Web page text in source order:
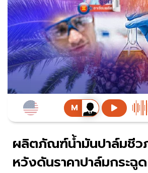
ผลิตภัณฑ์นํ้ามันปาล์มชีว
หวังดันราคาปาล์มกระฉูด